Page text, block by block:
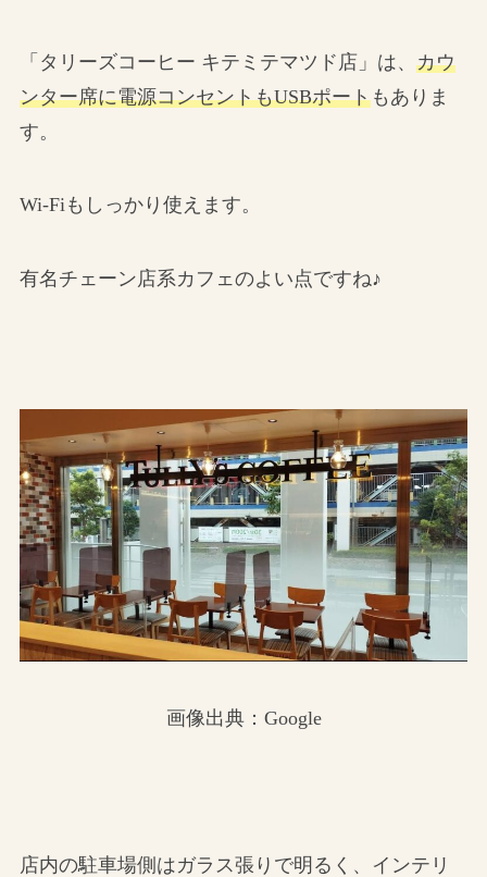
「タリーズコーヒー キテミテマツド店」は、 カウ
ンター席に電源コンセントもUSBポートもありま
す。
Wi-Fiもしっかり使えます。
有名チェーン店系カフェのよい点ですね♪
画像出典：Google
店内の駐車場側はガラス張りで明るく、インテリ